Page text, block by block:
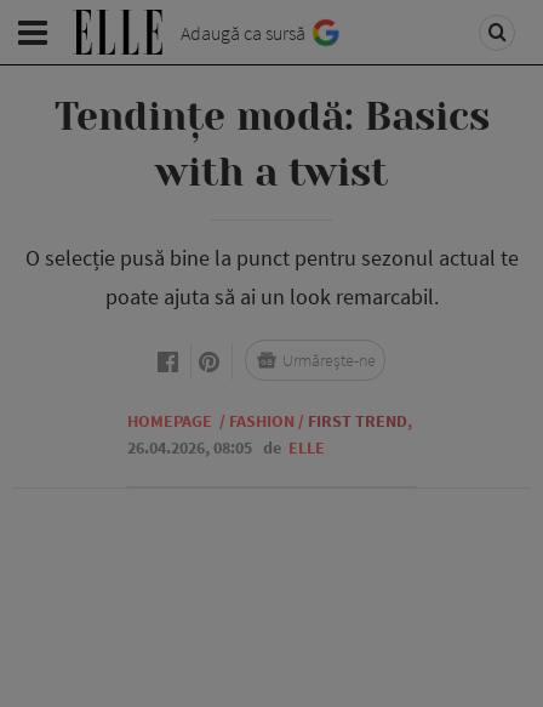
Adaugă ca sursă
Tendințe modă: Basics
with a twist
O selecție pusă bine la punct pentru sezonul actual te
poate ajuta să ai un look remarcabil.
HOMEPAGE / FASHION / FIRST TREND,
26.04.2026, 08:05 de ELLE
Urmărește-ne